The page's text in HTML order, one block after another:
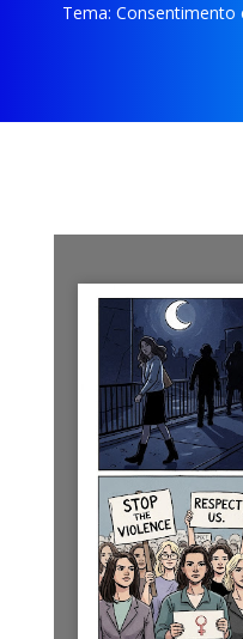
Tema:Consentimento